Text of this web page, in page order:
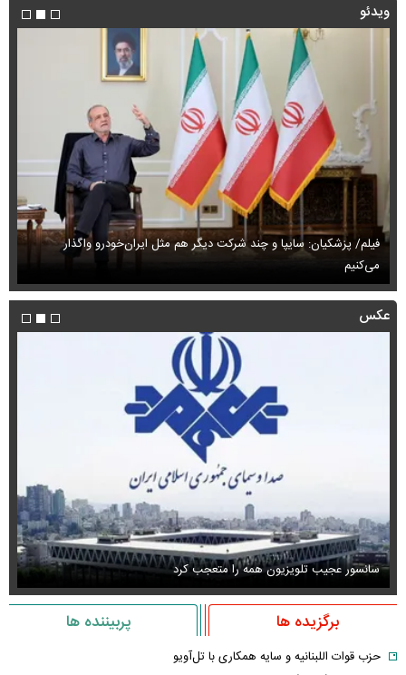
ویدئو
فیلم/ پزشکیان: سایپا و چند شرکت دیگر هم مثل ایران‌خودرو واگذار
می‌کنیم
عکس
سانسور عجیب تلویزیون همه را متعجب کرد
برگزیده ها پربیننده ها
حزب قوات اللبنانیه و سایه همکاری با تل‌آویو